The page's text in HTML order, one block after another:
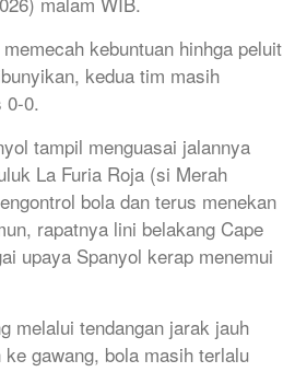
kebuntuan hinhga peluit
kedua tim masih
0-0.
tampil menguasai jalannya
La Furia Roja (si Merah
bola dan terus menekan
rapatnya lini belakang Cape
upaya Spanyol kerap menemui
melalui tendangan jarak jauh
gawang, bola masih terlalu